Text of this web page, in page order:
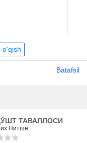
o'qish
Batafsil
ТАВАЛЛОСИ
Нитше